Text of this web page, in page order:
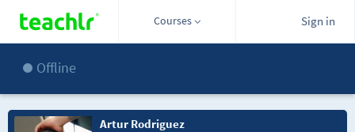
Courses Sign in
Offline
Artur Rodriguez